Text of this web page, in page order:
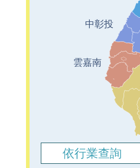
中彰投
雲嘉南
依行業查詢